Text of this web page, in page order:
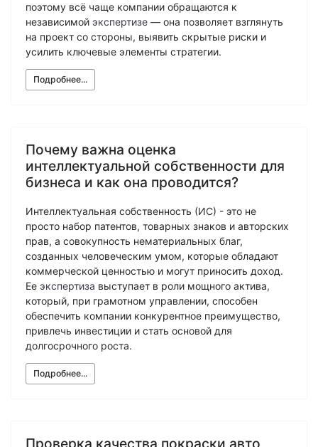
поэтому всё чаще компании обращаются к
независимой экспертизе — она позволяет взглянуть
на проект со стороны, выявить скрытые риски и
усилить ключевые элементы стратегии.
Подробнее...
Почему важна оценка
интеллектуальной собственности для
бизнеса и как она проводится?
Интеллектуальная собственность (ИС) - это не
просто набор патентов, товарных знаков и авторских
прав, а совокупность нематериальных благ,
созданных человеческим умом, которые обладают
коммерческой ценностью и могут приносить доход.
Ее экспертиза выступает в роли мощного актива,
который, при грамотном управлении, способен
обеспечить компании конкурентное преимущество,
привлечь инвестиции и стать основой для
долгосрочного роста.
Подробнее...
Проверка качества покраски авто